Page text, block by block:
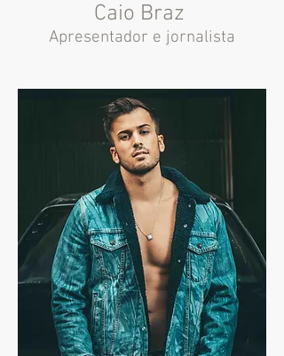
Caio Braz
Apresentador e jornalista